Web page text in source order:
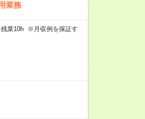
業務
業10h ※月収例を保証す